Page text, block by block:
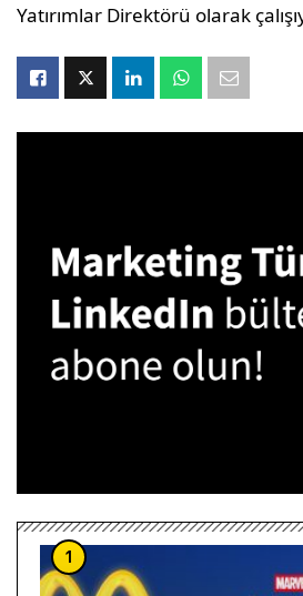
Yatırımlar Direktörü olarak
1